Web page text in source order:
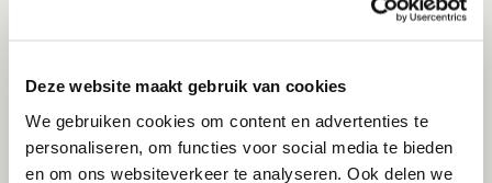
Deze website maakt gebruik van cookies
We gebruiken cookies om content en advertenties te
personaliseren, om functies voor social media te bieden
en om ons websiteverkeer te analyseren. Ook delen we
Adoptie10-08-2026
Klaartje